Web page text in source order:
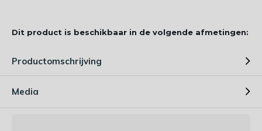
Dit product is beschikbaar in de volgende afmetingen:
Productomschrijving
Media